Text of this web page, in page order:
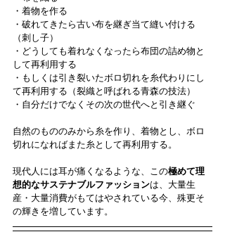
・着物を作る
・破れてきたら古い布を継ぎ当て縫い付ける
（刺し子）
・どうしても着れなくなったら布団の詰め物と
して再利用する
・もしくは引き裂いたボロ切れを糸代わりにし
て再利用する（裂織と呼ばれる青森の技法）
・自分だけでなくその次の世代へと引き継ぐ
自然のもののみから糸を作り、着物とし、ボロ
切れになればまた糸として再利用する。
現代人には耳が痛くなるような、この極めて理
想的なサステナブルファッションは、大量生
産・大量消費がもてはやされている今、殊更そ
の輝きを増しています。